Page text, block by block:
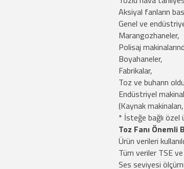
Aksiyal fanların
Genel ve
Marangozhaneler,
Polisaj
Boyahaneler,
Fabrikalar,
Toz ve buharın
Endüstriyel
(Kaynak
* İsteğe bağlı özel
Toz Fanı Önemli
Ürün verileri
Tüm veriler TSE
Ses seviyesi